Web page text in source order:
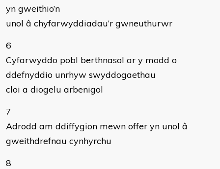
yn gweithio’n
unol â chyfarwyddiadau’r gwneuthurwr
6
Cyfarwyddo pobl berthnasol ar y modd o
ddefnyddio unrhyw swyddogaethau
cloi a diogelu arbenigol
7
Adrodd am ddiffygion mewn offer yn unol â
gweithdrefnau cynhyrchu
8